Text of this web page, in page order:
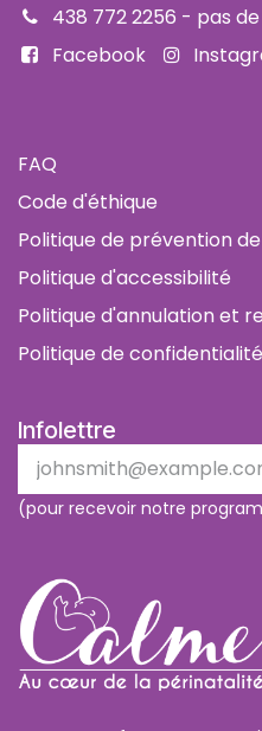
438 772 2256 - pas
Facebook
FAQ
Code d'éthique
Politique de prévention
Politique d'accessibilité
Politique d'annulation et
Politique de confidentialité
Infolettre
(pour recevoir notre